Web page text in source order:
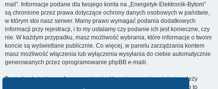
mail”. Informacje podane dla twojego konta na „Energetyk-Elektronik-Bytom”
są chronione przez prawa dotyczące ochrony danych osobowych w państwie,
w którym stoi nasz serwer. Mamy prawo wymagać podania dodatkowych
informacji przy rejestracji, i to my ustalamy czy podanie ich jest konieczne, czy
nie. W każdym przypadku, masz możliwość wybrania, które informacje o twoim
koncie są wyświetlane publicznie. Co więcej, w panelu zarządzania kontem
masz możliwość włączenia lub wyłączenia wysyłania do ciebie automatycznie
generowanych przez oprogramowanie phpBB e-maili.
Twoje hasło jest zaszyfrowane, więc jest bezpieczne, niemniej nie należy
używać tego samego hasła na różnych witrynach internetowych. Hasło to